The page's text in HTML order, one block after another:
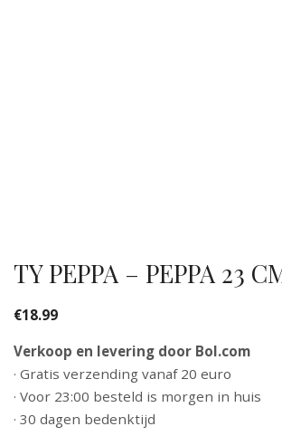
TY PEPPA – PEPPA 23
€18.99
Verkoop en levering door Bol.com
· Gratis verzending vanaf 20 euro
· Voor 23:00 besteld is morgen in huis
· 30 dagen bedenktijd